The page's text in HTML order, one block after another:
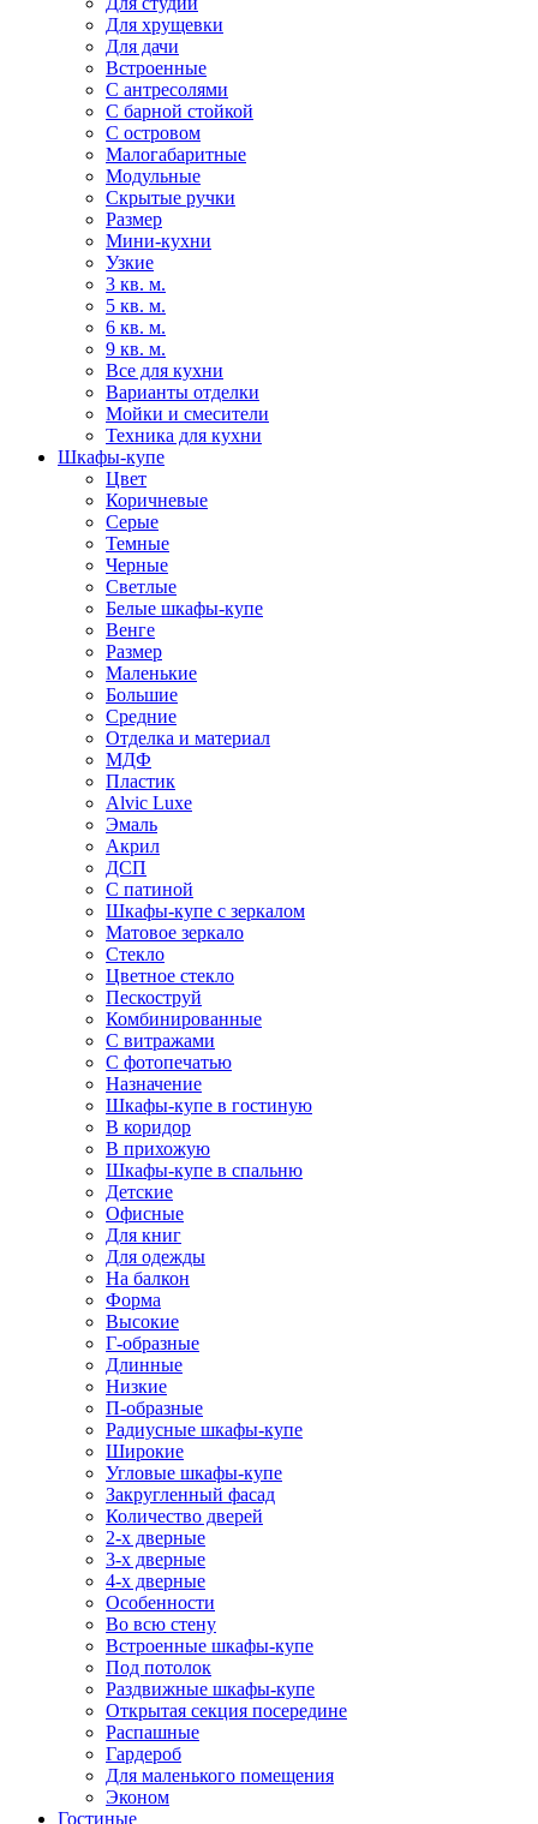
Для хрущевки
Для дачи
Встроенные
С антресолями
С барной стойкой
С островом
Малогабаритные
Модульные
Скрытые ручки
Размер
Мини-кухни
Узкие
3 кв. м.
5 кв. м.
6 кв. м.
9 кв. м.
Все для кухни
Варианты отделки
Мойки и смесители
Техника для кухни
Шкафы-купе
Цвет
Коричневые
Серые
Темные
Черные
Светлые
Белые шкафы-купе
Венге
Размер
Маленькие
Большие
Средние
Отделка и материал
МДФ
Пластик
Alvic Luxe
Эмаль
Акрил
ДСП
С патиной
Шкафы-купе с зеркалом
Матовое зеркало
Стекло
Цветное стекло
Пескоструй
Комбинированные
С витражами
С фотопечатью
Назначение
Шкафы-купе в гостиную
В коридор
В прихожую
Шкафы-купе в спальню
Детские
Офисные
Для книг
Для одежды
На балкон
Форма
Высокие
Г-образные
Длинные
Низкие
П-образные
Радиусные шкафы-купе
Широкие
Угловые шкафы-купе
Закругленный фасад
Количество дверей
2-х дверные
3-х дверные
4-х дверные
Особенности
Во всю стену
Встроенные шкафы-купе
Под потолок
Раздвижные шкафы-купе
Открытая секция посередине
Распашные
Гардероб
Для маленького помещения
Эконом
Гостиные